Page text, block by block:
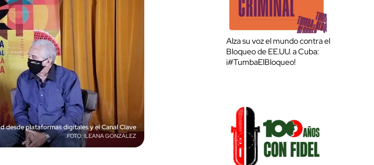
desde plataformas digitales y el Canal Clave
ILEANA GONZÁLEZ
Alza su voz el mundo contra el
Bloqueo de EE.UU. a Cuba:
¡#TumbaElBloqueo!